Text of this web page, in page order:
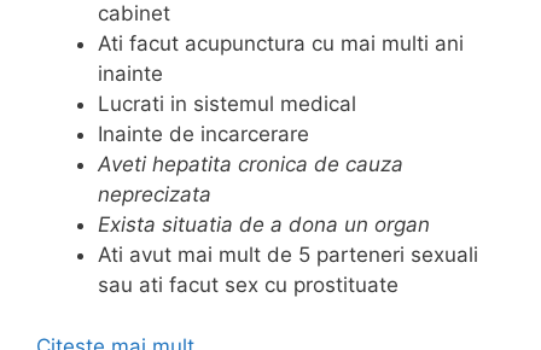
cabinet
Ati facut acupunctura cu mai multi ani
inainte
Lucrati in sistemul medical
Inainte de incarcerare
Aveti hepatita cronica de cauza
neprecizata
Exista situatia de a dona un organ
Ati avut mai mult de 5 parteneri sexuali
sau ati facut sex cu prostituate